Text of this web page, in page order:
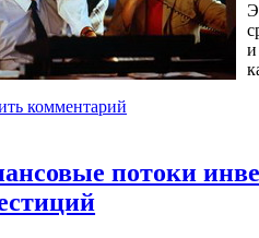
и
комментарий
потоки